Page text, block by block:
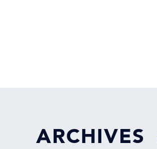
ARCHIVES